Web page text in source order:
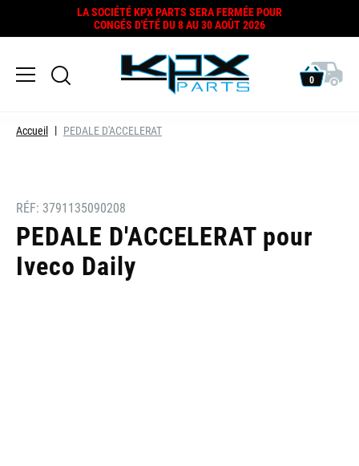
LA SOCIÉTÉ KPX PARTS SERA FERMÉE POUR
CONGÉS D'ÉTÉ DU 8 AU 30 AOÛT 2026
0
Accueil PEDALE D'ACCELERAT
RÉF: 3791135090208
PEDALE D'ACCELERAT pour
Iveco Daily